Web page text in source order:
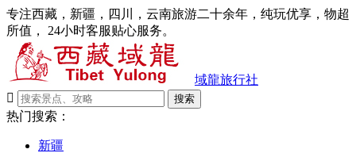
专注西藏，新疆，四川，云南旅游二十余年，纯玩优享，物超
所值， 24小时客服贴心服务。
域龍旅行社

搜索
热门搜索：
新疆